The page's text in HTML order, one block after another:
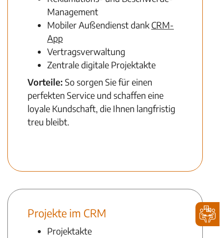
Management
Mobiler Außendienst dank CRM-
App
Vertragsverwaltung
Zentrale digitale Projektakte
Vorteile: So sorgen Sie für einen
perfekten Service und schaffen eine
loyale Kundschaft, die Ihnen langfristig
treu bleibt.
Projekte im CRM
Projektakte